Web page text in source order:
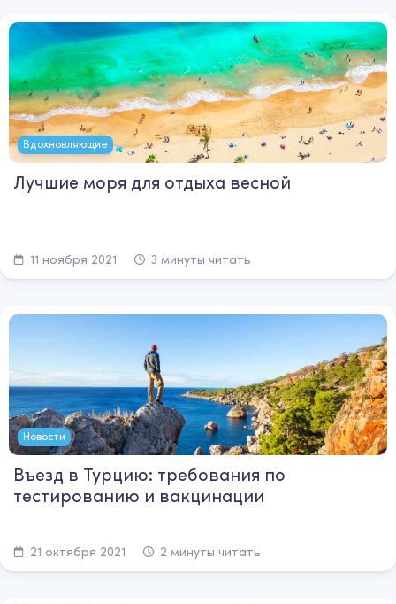
Вдохновляющие
Лучшие моря для отдыха весной
11 ноября 2021 3 минуты читать
Новости
Въезд в Турцию: требования по
тестированию и вакцинации
21 октября 2021 2 минуты читать